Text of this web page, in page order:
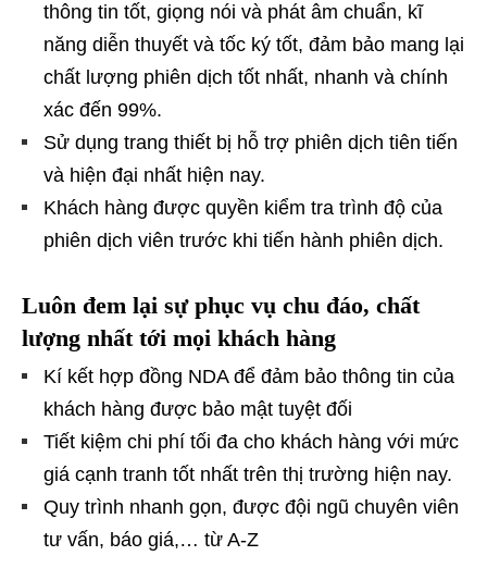
thông tin tốt, giọng nói và phát âm chuẩn, kĩ
năng diễn thuyết và tốc ký tốt, đảm bảo mang lại
chất lượng phiên dịch tốt nhất, nhanh và chính
xác đến 99%.
Sử dụng trang thiết bị hỗ trợ phiên dịch tiên tiến
và hiện đại nhất hiện nay.
Khách hàng được quyền kiểm tra trình độ của
phiên dịch viên trước khi tiến hành phiên dịch.
Luôn đem lại sự phục vụ chu đáo, chất
lượng nhất tới mọi khách hàng
Kí kết hợp đồng NDA để đảm bảo thông tin của
khách hàng được bảo mật tuyệt đối
Tiết kiệm chi phí tối đa cho khách hàng với mức
giá cạnh tranh tốt nhất trên thị trường hiện nay.
Quy trình nhanh gọn, được đội ngũ chuyên viên
tư vấn, báo giá,… từ A-Z